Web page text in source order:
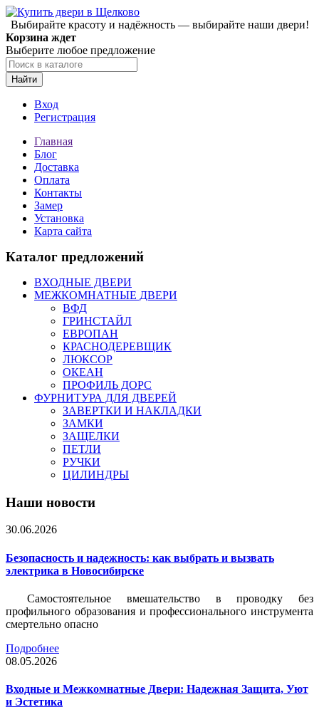
Выбирайте красоту и надёжность — выбирайте наши двери!
Корзина ждет
Выберите любое предложение
Найти
Вход
Регистрация
Главная
Блог
Доставка
Оплата
Контакты
Замер
Установка
Карта сайта
Каталог предложений
ВХОДНЫЕ ДВЕРИ
МЕЖКОМНАТНЫЕ ДВЕРИ
ВФД
ГРИНСТАЙЛ
ЕВРОПАН
КРАСНОДЕРЕВЩИК
ЛЮКСОР
ОКЕАН
ПРОФИЛЬ ДОРС
ФУРНИТУРА ДЛЯ ДВЕРЕЙ
ЗАВЕРТКИ И НАКЛАДКИ
ЗАМКИ
ЗАЩЕЛКИ
ПЕТЛИ
РУЧКИ
ЦИЛИНДРЫ
Наши новости
30.06.2026
Безопасность и надежность: как выбрать и вызвать
электрика в Новосибирске
Самостоятельное вмешательство в проводку без
профильного образования и профессионального инструмента
смертельно опасно
Подробнее
08.05.2026
Входные и Межкомнатные Двери: Надежная Защита, Уют
и Эстетика